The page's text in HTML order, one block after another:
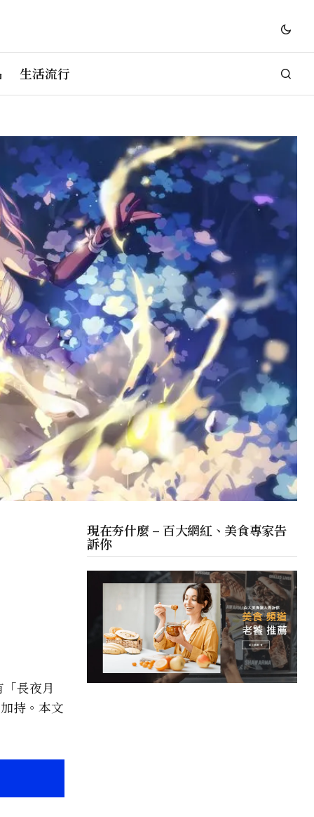
生活流行
長夜月
持。本文
現在夯什麼 – 百大網紅、美食專家告
訴你